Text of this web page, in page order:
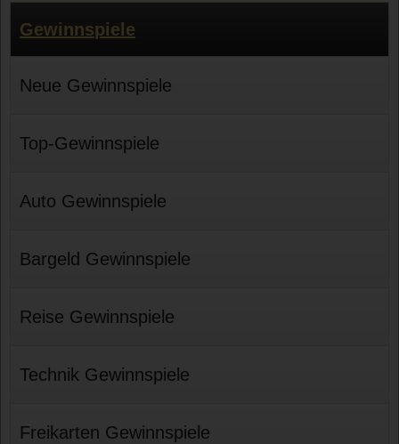
Gewinnspiele
Neue Gewinnspiele
Top-Gewinnspiele
Auto Gewinnspiele
Bargeld Gewinnspiele
Reise Gewinnspiele
Technik Gewinnspiele
Freikarten Gewinnspiele